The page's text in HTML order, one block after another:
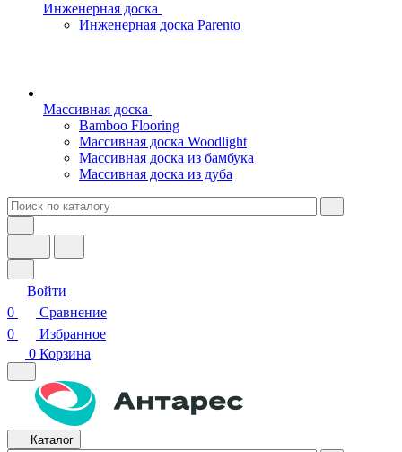
Инженерная доска
Инженерная доска Parento
Массивная доска
Bamboo Flooring
Массивная доска Woodlight
Массивная доска из бамбука
Массивная доска из дуба
Войти
0
Сравнение
0
Избранное
0 Корзина
Каталог